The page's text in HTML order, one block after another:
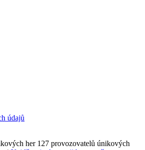
údajů
her 127 provozovatelů únikových